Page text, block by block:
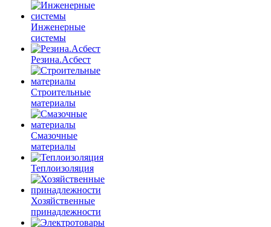
Инженерные
системы
Резина.Асбест
Строительные
материалы
Смазочные
материалы
Теплоизоляция
Хозяйственные
принадлежности